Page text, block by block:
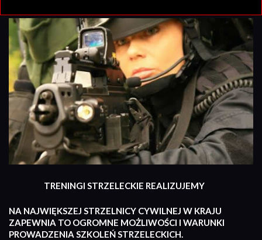
TRENINGI STRZELECKIE REALIZUJEMY
NA NAJWIĘKSZEJ STRZELNICY CYWILNEJ W KRAJU
ZAPEWNIA TO OGROMNE MOŻLIWOŚCI I WARUNKI
PROWADZENIA SZKOLEŃ STRZELECKICH.